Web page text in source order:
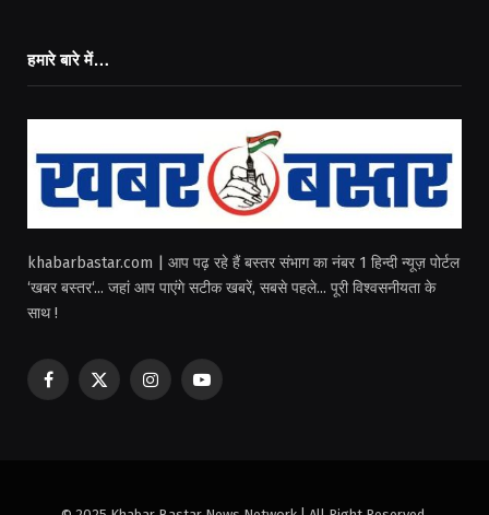
हमारे बारे में…
khabarbastar.com | आप पढ़ रहे हैं बस्तर संभाग का नंबर 1 हिन्दी न्यूज़ पोर्टल
‘खबर बस्तर‘... जहां आप पाएंगे सटीक खबरें, सबसे पहले... पूरी विश्वसनीयता के
साथ !
Facebook
X
InstagramYouTube